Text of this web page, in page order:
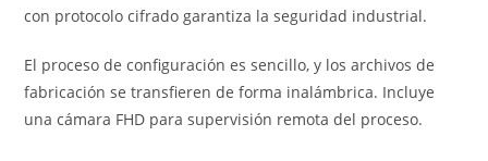
con protocolo cifrado garantiza la seguridad industrial.
El proceso de configuración es sencillo, y los archivos de
fabricación se transfieren de forma inalámbrica. Incluye
una cámara FHD para supervisión remota del proceso.